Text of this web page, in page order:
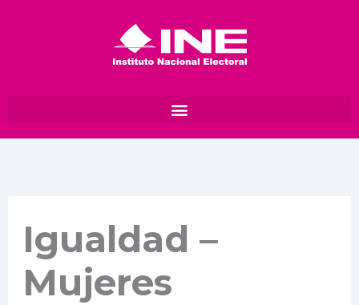
Igualdad –
Mujeres